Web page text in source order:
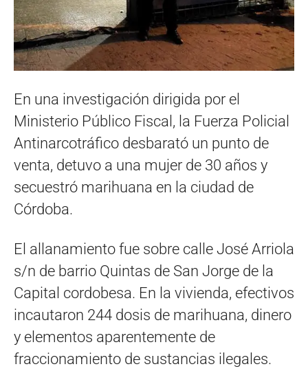
En una investigación dirigida por el
Ministerio Público Fiscal, la Fuerza Policial
Antinarcotráfico desbarató un punto de
venta, detuvo a una mujer de 30 años y
secuestró marihuana en la ciudad de
Córdoba.
El allanamiento fue sobre calle José Arriola
s/n de barrio Quintas de San Jorge de la
Capital cordobesa. En la vivienda, efectivos
incautaron 244 dosis de marihuana, dinero
y elementos aparentemente de
fraccionamiento de sustancias ilegales.